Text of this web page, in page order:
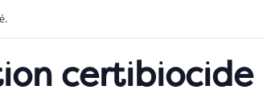
certibiocide